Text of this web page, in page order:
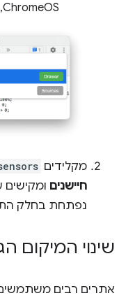
ChromeOS,‏
מקלידים
חיישנים ומקישים
נפתחת בחלק
שינוי המיקום
אתרים רבים